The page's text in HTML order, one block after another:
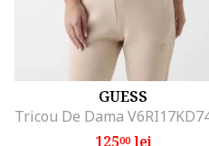
GUESS
12500lei